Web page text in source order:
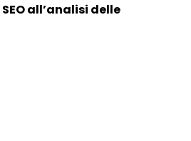
SEO all’analisi delle